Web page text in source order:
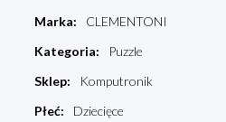
Marka:
CLEMENTONI
Kategoria:
Puzzle
Sklep:
Komputronik
Płeć: Dziecięce